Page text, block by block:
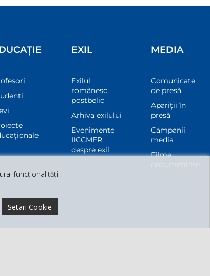
EXIL
Exilul
românesc
postbelic
Arhiva exilului
Evenimente
IICCMER
despre exil
MEDIA
Comunicate
de presă
Apariții în
presă
Campanii
media
Filme
documentare
funcționalițăți
Setari Cookie